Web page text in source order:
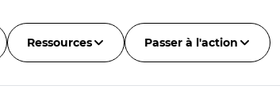
Ressources Passer à l'action